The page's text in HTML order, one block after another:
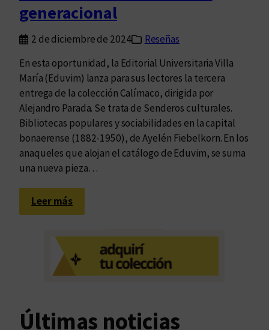
generacional
2 de diciembre de 2024
Reseñas
En esta oportunidad, la Editorial Universitaria Villa
María (Eduvim) lanza para sus lectores la tercera
entrega de la colección Calímaco, dirigida por
Alejandro Parada. Se trata de Senderos culturales.
Bibliotecas populares y sociabilidades en la capital
bonaerense (1882-1950), de Ayelén Fiebelkorn. En los
anaqueles que alojan el catálogo de Eduvim, se suma
una nueva pieza…
Leer más:
U
a
n
r
Últimas noticias